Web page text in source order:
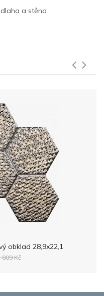
a stěna
obklad 28,9x22,1
809 Kč